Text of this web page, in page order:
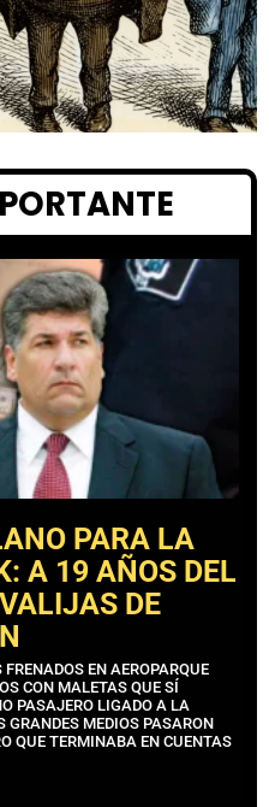
PARA LA
A 19 AÑOS DEL
DE
EN AEROPARQUE
CON MALETAS QUE SÍ
PASAJERO LIGADO A LA
GRANDES MEDIOS PASARON
QUE TERMINABA EN CUENTAS